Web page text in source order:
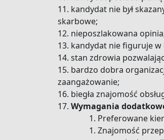
kandydat nie był
skarbowe;
nieposzlakowana
kandydat nie figuruje w
stan zdrowia
bardzo dobra
zaangażowanie;
biegła znajomość
Wymagania
Preferowane
Znajomość